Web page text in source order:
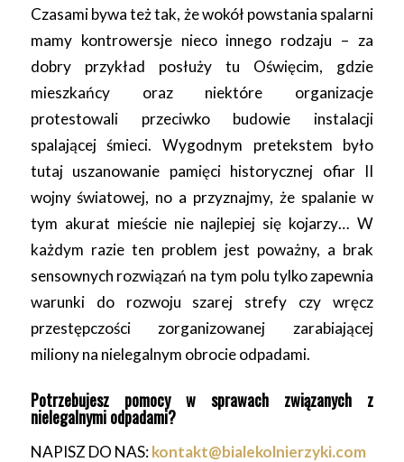
Czasami bywa też tak, że wokół powstania spalarni
mamy kontrowersje nieco innego rodzaju – za
dobry przykład posłuży tu Oświęcim, gdzie
mieszkańcy oraz niektóre organizacje
protestowali przeciwko budowie instalacji
spalającej śmieci. Wygodnym pretekstem było
tutaj uszanowanie pamięci historycznej ofiar II
wojny światowej, no a przyznajmy, że spalanie w
tym akurat mieście nie najlepiej się kojarzy… W
każdym razie ten problem jest poważny, a brak
sensownych rozwiązań na tym polu tylko zapewnia
warunki do rozwoju szarej strefy czy wręcz
przestępczości zorganizowanej zarabiającej
miliony na nielegalnym obrocie odpadami.
Potrzebujesz pomocy w sprawach związanych z
nielegalnymi odpadami?
NAPISZ DO NAS:kontakt@bialekolnierzyki.com